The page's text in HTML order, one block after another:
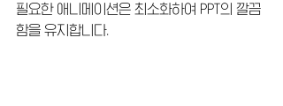
필요한 애니메이션은 최소화하여 PPT의 깔끔
함을 유지합니다.